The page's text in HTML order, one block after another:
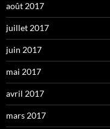
août 2017
juillet 2017
juin 2017
mai 2017
avril 2017
mars 2017